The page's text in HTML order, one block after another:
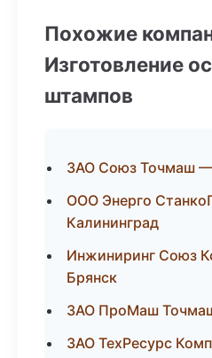
Похожие
Изготовление
штампов
ЗАО Союз Точмаш —
ООО Энерго
Калининград
Инжиниринг Союз
Брянск
ЗАО ПроМаш
ЗАО ТехРесурс